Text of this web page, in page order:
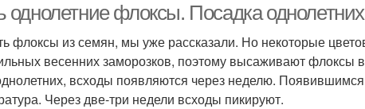
однолетние флоксы. Посадка
флоксы из семян, мы уже рассказали. Но некоторые
весенних заморозков, поэтому высаживают флоксы
всходы появляются через неделю.
Через две-три недели всходы пикируют.